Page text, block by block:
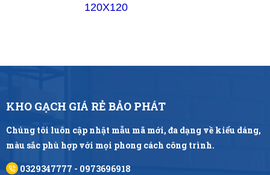
120X120
KHO GẠCH GIÁ RẺ BẢO PHÁT
Chúng tôi luôn cập nhật mẫu mã mới, đa dạng về kiểu dáng,
màu sắc phù hợp với mọi phong cách công trình.
0329347777 - 0973696918